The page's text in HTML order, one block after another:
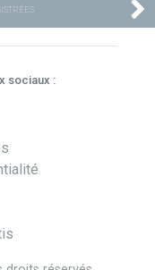
sociaux :